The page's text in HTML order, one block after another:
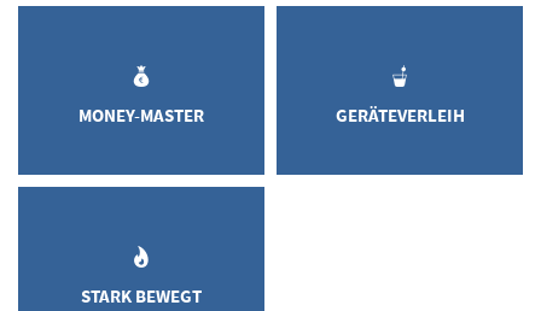
MONEY-MASTER GERÄTEVERLEIH
STARK BEWEGT